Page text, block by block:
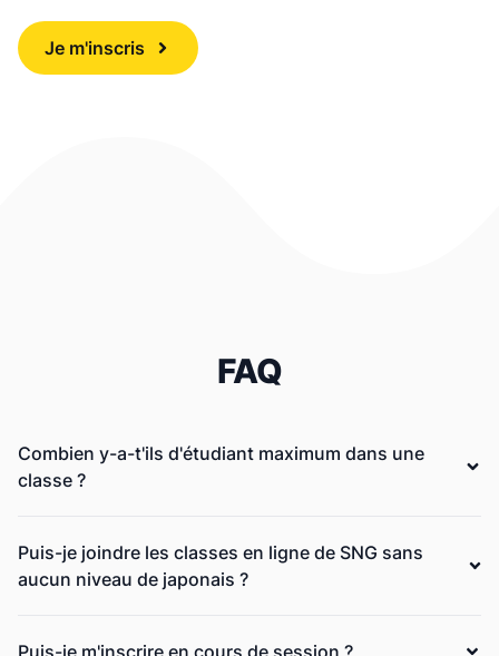
Je m'inscris
FAQ
Combien y-a-t'ils d'étudiant maximum dans une
classe ?
Puis-je joindre les classes en ligne de SNG sans
aucun niveau de japonais ?